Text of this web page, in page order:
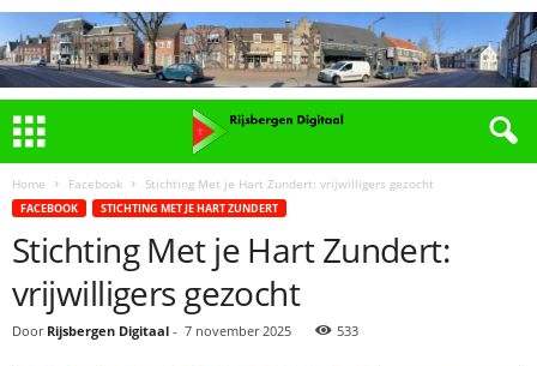
Home Facebook Stichting Met je Hart Zundert: vrijwilligers gezocht
FACEBOOK STICHTING MET JE HART ZUNDERT
Stichting Met je Hart Zundert:
vrijwilligers gezocht
Door Rijsbergen Digitaal - 7 november 2025 533